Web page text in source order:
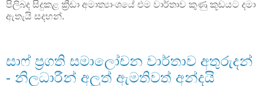
පිලිබද සිදුකළ ක්‍රීඩා අමාත්‍යාංශයේ එම වාර්තාව කුණු කූඩයට දමා
ඇතැයි සදහන්.
සාෆ් ප්‍රගති සමාලෝචන වාර්තාව අතුරුදන්
- නිලධාරීන් අලුත් ඇමතිවත් අන්දයි